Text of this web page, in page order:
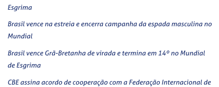
Esgrima
Brasil vence na estreia e encerra campanha da espada masculina no
Mundial
Brasil vence Grã-Bretanha de virada e termina em 14º no Mundial
de Esgrima
CBE assina acordo de cooperação com a Federação Internacional de